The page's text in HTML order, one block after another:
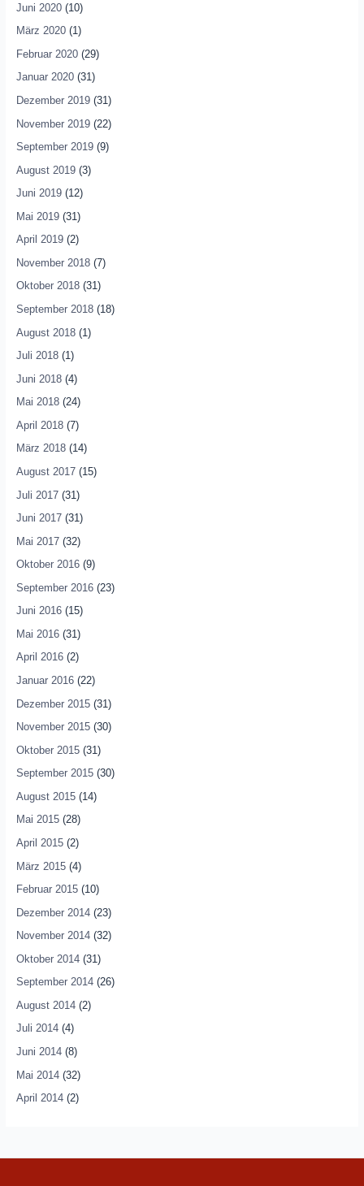
Juni 2020(10)
März 2020(1)
Februar 2020(29)
Januar 2020(31)
Dezember 2019(31)
November 2019(22)
September 2019(9)
August 2019(3)
Juni 2019(12)
Mai 2019(31)
April 2019(2)
November 2018(7)
Oktober 2018(31)
September 2018(18)
August 2018(1)
Juli 2018(1)
Juni 2018(4)
Mai 2018(24)
April 2018(7)
März 2018(14)
August 2017(15)
Juli 2017(31)
Juni 2017(31)
Mai 2017(32)
Oktober 2016(9)
September 2016(23)
Juni 2016(15)
Mai 2016(31)
April 2016(2)
Januar 2016(22)
Dezember 2015(31)
November 2015(30)
Oktober 2015(31)
September 2015(30)
August 2015(14)
Mai 2015(28)
April 2015(2)
März 2015(4)
Februar 2015(10)
Dezember 2014(23)
November 2014(32)
Oktober 2014(31)
September 2014(26)
August 2014(2)
Juli 2014(4)
Juni 2014(8)
Mai 2014(32)
April 2014(2)